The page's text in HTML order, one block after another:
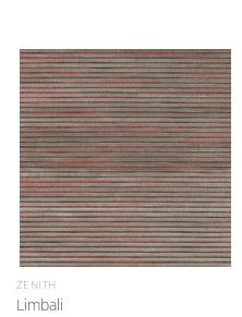
ZENITH
Limbali